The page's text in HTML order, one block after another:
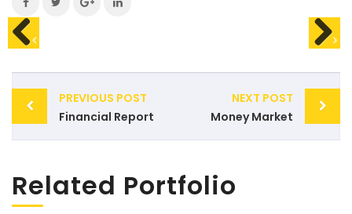
Post
navigation
PREVIOUS POST
Financial Report
NEXT POST
Money Market
Related Portfolio